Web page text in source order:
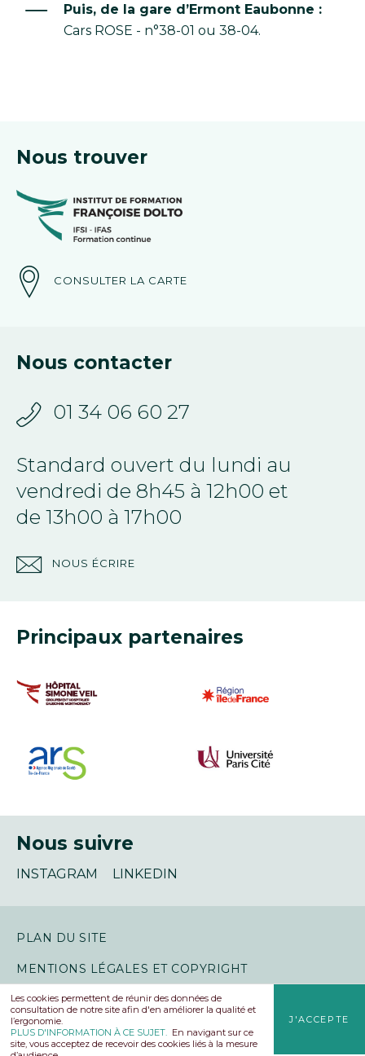
Puis, de la gare d’Ermont Eaubonne :
Cars ROSE - n°38-01 ou 38-04.
Nous trouver
CONSULTER LA CARTE
Nous contacter
01 34 06 60 27
Standard ouvert du lundi au
vendredi de 8h45 à 12h00 et
de 13h00 à 17h00
NOUS ÉCRIRE
Principaux partenaires
Nous suivre
INSTAGRAM LINKEDIN
© Institut de Formation Françoise Dolto 2026
PLAN DU SITE
MENTIONS LÉGALES ET COPYRIGHT
VIE PRIVÉE & COOKIES
Les cookies permettent de réunir des données de
consultation de notre site afin d'en améliorer la qualité et
l’ergonomie.
PLUS D'INFORMATION À CE SUJET. En navigant sur ce
site, vous acceptez de recevoir des cookies liés à la mesure
J'ACCEPTE